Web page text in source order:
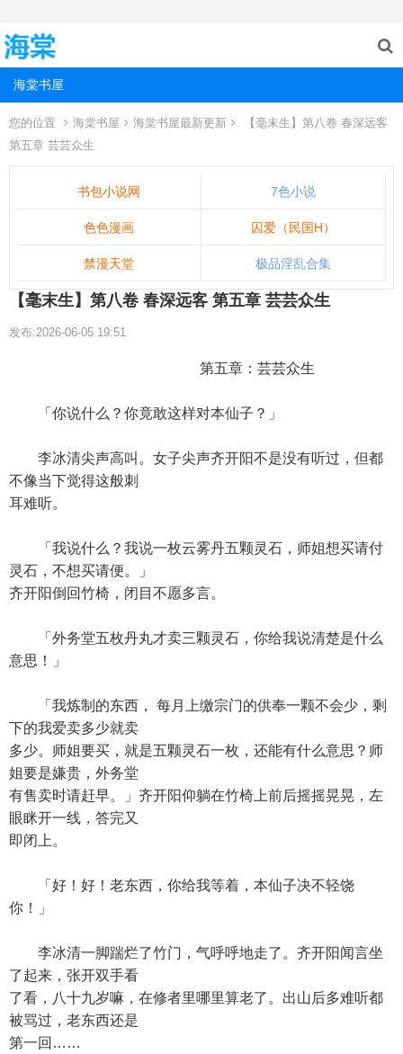
海棠书屋
您的位置 海棠书屋 海棠书屋最新更新
【毫末生】第八卷 春深远客
第五章 芸芸众生
书包小说网 7色小说
色色漫画 囚爱（民国H）
禁漫天堂 极品淫乱合集
【毫末生】第八卷 春深远客 第五章 芸芸众生
发布:2026-06-05 19:51
第五章：芸芸众生
「你说什么？你竟敢这样对本仙子？」
李冰清尖声高叫。女子尖声齐开阳不是没有听过，但都
不像当下觉得这般刺
耳难听。
「我说什么？我说一枚云雾丹五颗灵石，师姐想买请付
灵石，不想买请便。」
齐开阳倒回竹椅，闭目不愿多言。
「外务堂五枚丹丸才卖三颗灵石，你给我说清楚是什么
意思！」
「我炼制的东西， 每月上缴宗门的供奉一颗不会少，剩
下的我爱卖多少就卖
多少。师姐要买，就是五颗灵石一枚，还能有什么意思？师
姐要是嫌贵，外务堂
有售卖时请赶早。」齐开阳仰躺在竹椅上前后摇摇晃晃，左
眼眯开一线，答完又
即闭上。
「好！好！老东西，你给我等着，本仙子决不轻饶
你！」
李冰清一脚踹烂了竹门，气呼呼地走了。齐开阳闻言坐
了起来，张开双手看
了看，八十九岁嘛，在修者里哪里算老了。出山后多难听都
被骂过，老东西还是
第一回……